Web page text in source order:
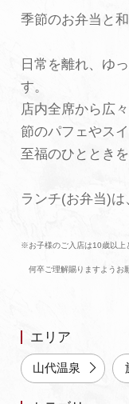
ご当地グルメ
加賀 旅先納税
FAQ
お知らせ
パンフレット
よくあるご質
季節のお弁当と
日常を離れ、ゆ
す。
店内全席から広
節のパフェやス
至福のひととき
ランチ(お弁当)
※お子様のご入店は10歳以上
何卒ご理解賜りますようお
エリア
山代温泉